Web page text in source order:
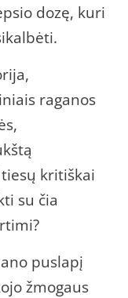
dozę, kuri
raganos
kritiškai
su čia
puslapį
žmogaus